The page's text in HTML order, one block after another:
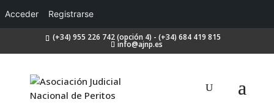
Acceder Registrarse
(+34) 955 226 742 (opción 4) - (+34) 684 419 815
info@ajnp.es